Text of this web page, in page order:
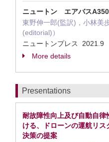
ニュートン エアバスA350
東野伸一郎(監訳)，小林美
(editorial)）
ニュートンプレス 2021.9
More details
Presentations
耐故障性向上及び自動自
ける、ドローンの運航リ
決策の提案